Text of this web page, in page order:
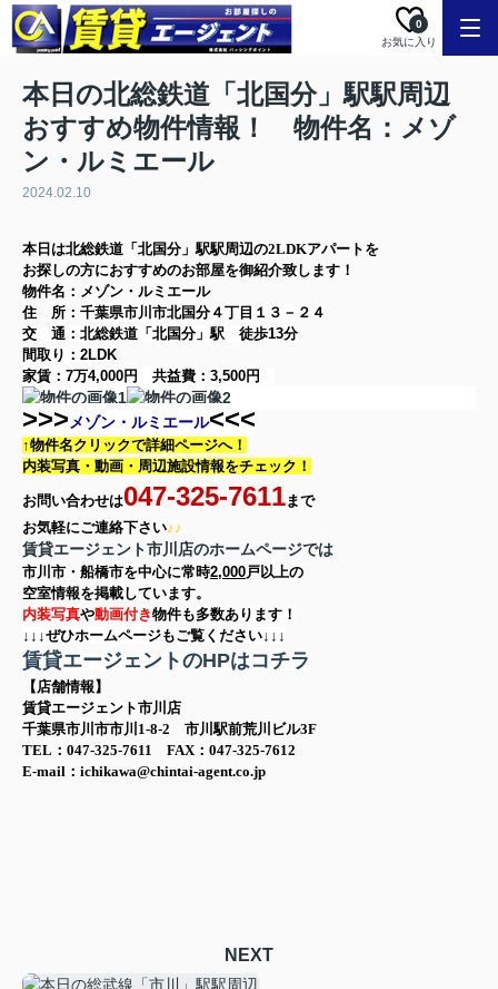
お気に入り
0
本日の北総鉄道「北国分」駅駅周辺
おすすめ物件情報！ 物件名：メゾ
ン・ルミエール
2024.02.10
本日は北総鉄道「北国分」駅駅周辺の2LDKアパート を
お探しの方におすすめのお部屋を御紹介致します！
物件名：メゾン・ルミエール
住 所： 千葉県市川市北国分４丁目１３－２４
交 通：北総鉄道「北国分」駅 徒歩13分
間取り： 2LDK
家賃： 7万4,000円 共益費： 3,500円
>>> メゾン・ルミエール<<<
↑物件名クリックで詳細ページへ！
内装写真・動画・ 周辺施設情報をチェック！
お問い合わせは047-325-7611まで
お気軽にご連絡下さい♪♪
賃貸エージェント市川店のホームページでは
市川市・船橋市を中心に常時2,000戸以上の
空室情報を掲載しています。
内装写真や動画付き物件も多数あります！
↓↓↓ぜひホームページもご覧ください↓↓↓
賃貸エージェントのHPはコチラ
【店舗情報】
賃貸エージェント市川店
千葉県市川市市川1-8-2 市川駅前荒川ビル3F
TEL：047-325-7611 FAX：047-325-7612
E-mail：ichikawa@chintai-agent.co.jp
NEXT